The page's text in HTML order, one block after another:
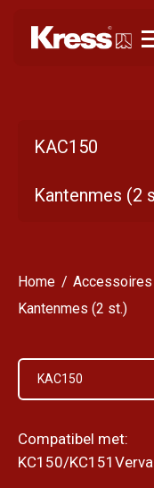
KAC150
Kantenmes (2
Home
Kantenmes (2 st.)
KAC150
Compatibel met:
KC150/